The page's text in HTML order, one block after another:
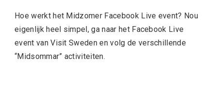
Hoe werkt het Midzomer Facebook Live event? Nou
eigenlijk heel simpel, ga naar het Facebook Live
event van Visit Sweden en volg de verschillende
“Midsommar” activiteiten.